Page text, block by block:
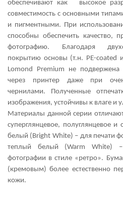
обеспечивают как высокое
совместимость с основными
и пигментными. При
способны обеспечить качество,
фотографию. Благодаря
покрытию основы (т.н. PE-coated
Lomond Premium не
через принтер даже при
чернилами. Полученные
изображения, устойчивы к влаге и
Материалы данной серии
суперглянцевое, полуглянцевое
белый (Bright White) – для печати
теплый белый (Warm White)
фотографии в стиле «ретро».
(кремовым) более естественно
кожи.